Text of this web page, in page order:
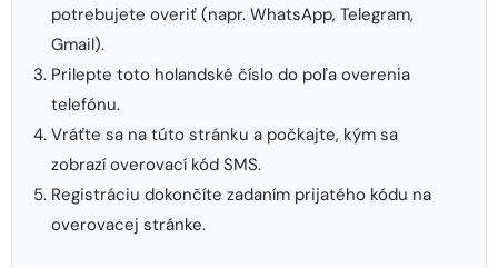
potrebujete overiť (napr. WhatsApp, Telegram,
Gmail).
Prilepte toto holandské číslo do poľa overenia
telefónu.
Vráťte sa na túto stránku a počkajte, kým sa
zobrazí overovací kód SMS.
Registráciu dokončíte zadaním prijatého kódu na
overovacej stránke.